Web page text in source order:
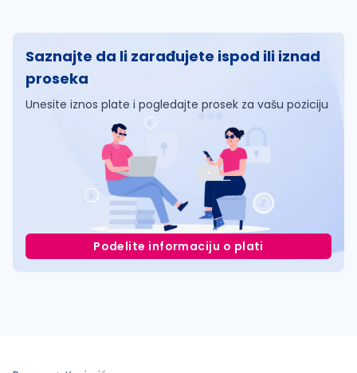
Saznajte da li zarađujete ispod ili iznad
proseka
Unesite iznos plate i pogledajte prosek za vašu poziciju
Podelite informaciju o plati